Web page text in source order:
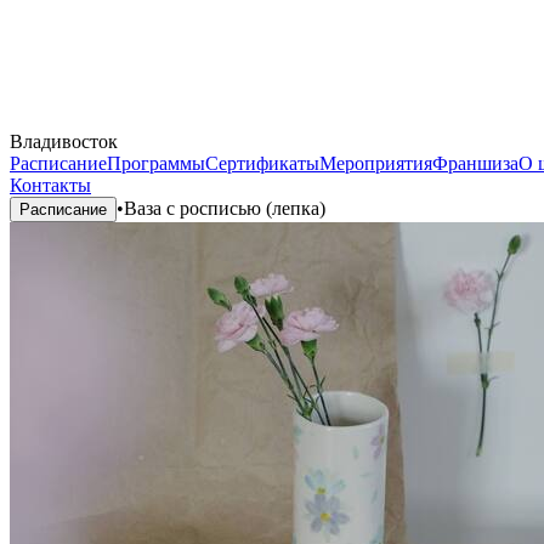
Владивосток
РасписаниеПрограммыСертификатыМероприятияФраншизаО
Контакты
Расписание •Ваза с росписью (лепка)